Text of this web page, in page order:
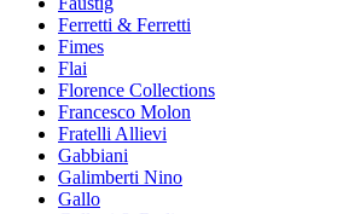
Ferretti & Ferretti
Fimes
Flai
Florence Collections
Francesco Molon
Fratelli Allievi
Gabbiani
Galimberti Nino
Gallo